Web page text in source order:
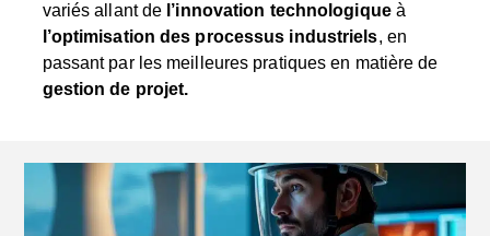
variés allant de l’innovation technologiqueà
l’optimisation des processus industriels, en
passant par les meilleures pratiques en matière de
gestion de projet.